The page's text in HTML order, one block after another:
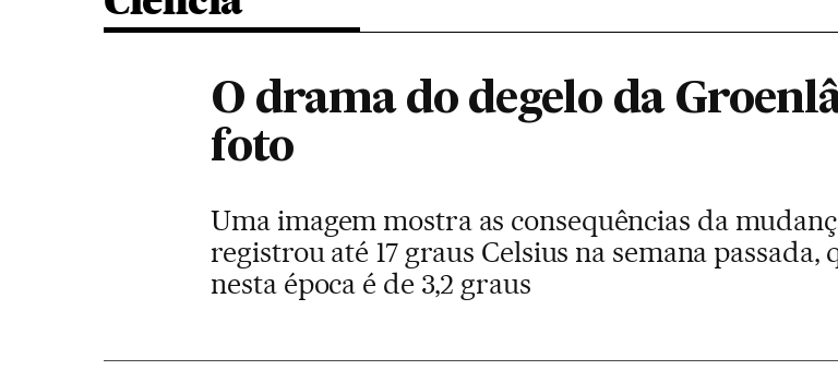
O drama do degelo da
foto
Uma imagem mostra as consequências da
registrou até 17 graus Celsius na semana
nesta época é de 3,2 graus